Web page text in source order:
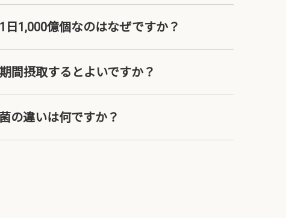
日1,000億個なのはなぜですか？
間摂取するとよいですか？
の違いは何ですか？